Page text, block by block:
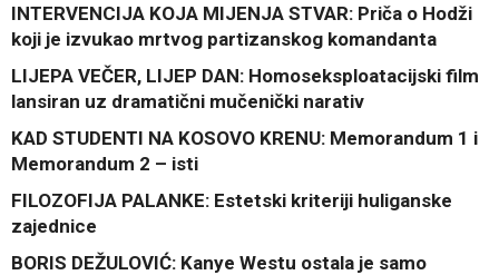
INTERVENCIJA KOJA MIJENJA STVAR: Priča o Hodži
koji je izvukao mrtvog partizanskog komandanta
LIJEPA VEČER, LIJEP DAN: Homoseksploatacijski film
lansiran uz dramatični mučenički narativ
KAD STUDENTI NA KOSOVO KRENU: Memorandum 1 i
Memorandum 2 – isti
FILOZOFIJA PALANKE: Estetski kriteriji huliganske
zajednice
BORIS DEŽULOVIĆ: Kanye Westu ostala je samo